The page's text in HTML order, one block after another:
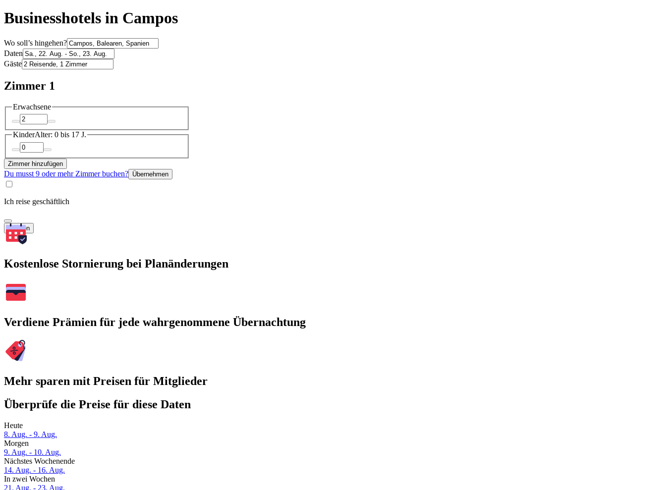
Businesshotels in Campos
Wo soll’s hingehen?
Daten
Gäste
Zimmer 1
Erwachsene
KinderAlter: 0 bis 17 J.
Zimmer hinzufügen
Du musst 9 oder mehr Zimmer buchen? Übernehmen
Ich reise geschäftlich
Suchen
Kostenlose Stornierung bei Planänderungen
Verdiene Prämien für jede wahrgenommene Übernachtung
Mehr sparen mit Preisen für Mitglieder
Überprüfe die Preise für diese Daten
Heute
8. Aug. - 9. Aug.
Morgen
9. Aug. - 10. Aug.
Nächstes Wochenende
14. Aug. - 16. Aug.
In zwei Wochen
21. Aug. - 23. Aug.